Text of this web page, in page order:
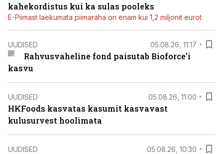
kahekordistus kui ka sulas pooleks
E-Piimast laekumata piimaraha on enam kui 1,2 miljonit eurot
UUDISED 05.08.26, 11:17
Rahvusvaheline fond paisutab Bioforce’i
kasvu
UUDISED 05.08.26, 11:00
HKFoods kasvatas kasumit kasvavast
kulusurvest hoolimata
UUDISED 05.08.26, 10:30